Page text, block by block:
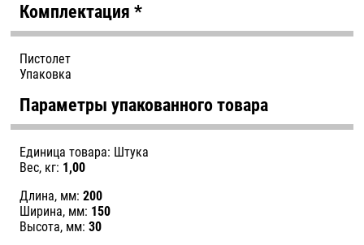
Комплектация *
Пистолет
Упаковка
Параметры упакованного товара
Единица товара: Штука
Вес, кг: 1,00
Длина, мм: 200
Ширина, мм: 150
Высота, мм: 30